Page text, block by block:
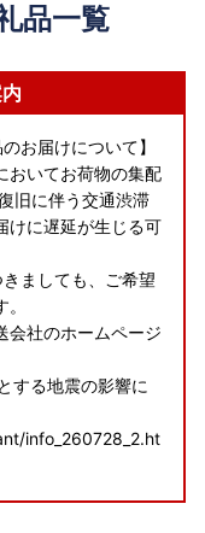
品一覧
お届けについて】
おいてお荷物の集配
旧に伴う交通渋滞
けに遅延が生じる可
ましても、ご希望
会社のホームページ
する地震の影響に
info_260728_2.ht